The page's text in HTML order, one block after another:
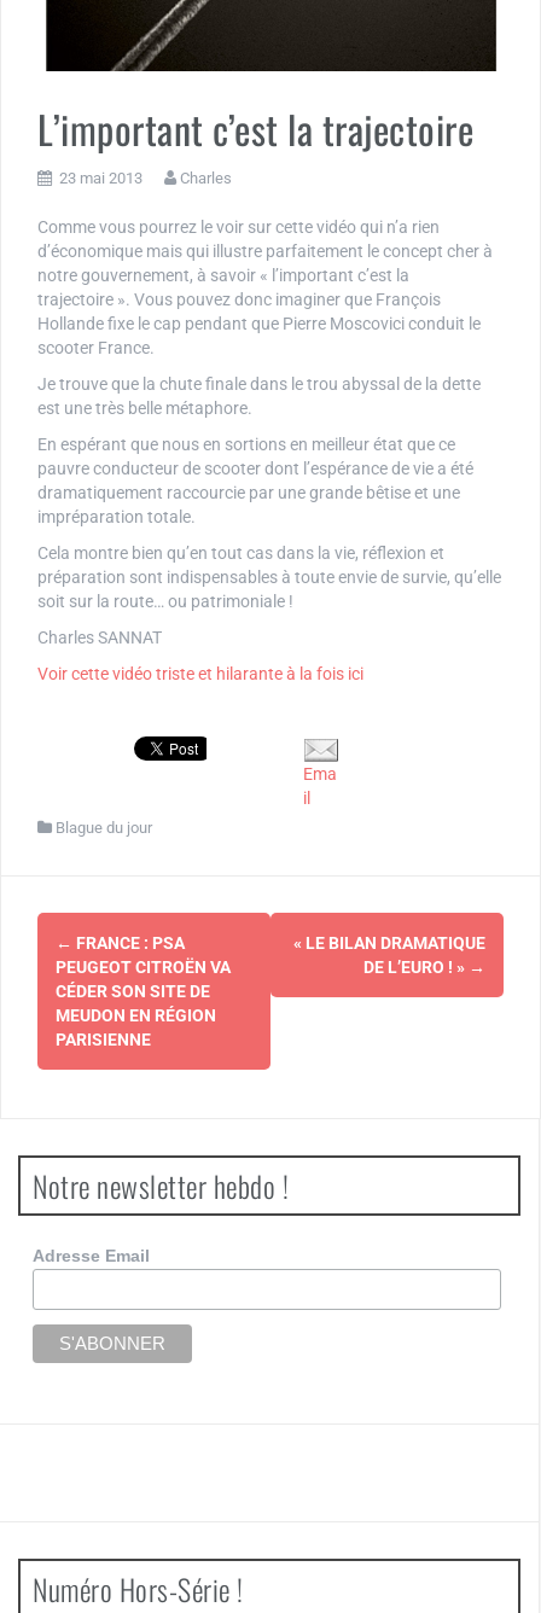
L’important c’est la trajectoire
23 mai 2013 Charles
Comme vous pourrez le voir sur cette vidéo qui n’a rien
d’économique mais qui illustre parfaitement le concept cher à
notre gouvernement, à savoir « l’important c’est la
trajectoire ». Vous pouvez donc imaginer que François
Hollande fixe le cap pendant que Pierre Moscovici conduit le
scooter France.
Je trouve que la chute finale dans le trou abyssal de la dette
est une très belle métaphore.
En espérant que nous en sortions en meilleur état que ce
pauvre conducteur de scooter dont l’espérance de vie a été
dramatiquement raccourcie par une grande bêtise et une
impréparation totale.
Cela montre bien qu’en tout cas dans la vie, réflexion et
préparation sont indispensables à toute envie de survie, qu’elle
soit sur la route… ou patrimoniale !
Charles SANNAT
Voir cette vidéo triste et hilarante à la fois ici
Ema
il
Blague du jour
Navigation
d'article
← FRANCE : PSA
PEUGEOT CITROËN VA
CÉDER SON SITE DE
MEUDON EN RÉGION
PARISIENNE
« LE BILAN DRAMATIQUE
DE L’EURO ! » →
Notre newsletter hebdo !
Adresse Email
Numéro Hors-Série !